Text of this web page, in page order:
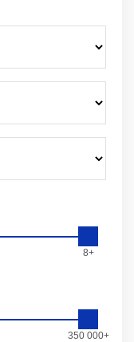
8+
350 000+